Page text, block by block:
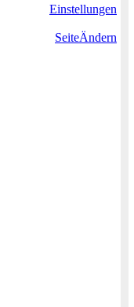
Einstellungen
SeiteÄndern